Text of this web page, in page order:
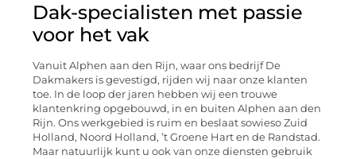
Dak-specialisten met passie
voor het vak
Vanuit Alphen aan den Rijn, waar ons bedrijf De
Dakmakers is gevestigd, rijden wij naar onze klanten
toe. In de loop der jaren hebben wij een trouwe
klantenkring opgebouwd, in en buiten Alphen aan den
Rijn. Ons werkgebied is ruim en beslaat sowieso Zuid
Holland, Noord Holland, ’t Groene Hart en de Randstad.
Maar natuurlijk kunt u ook van onze diensten gebruik